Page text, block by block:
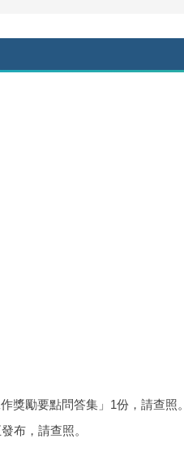
獎勵要點問答集」1份，請查照。
布，請查照。